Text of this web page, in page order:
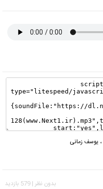
، یوسف زمانی
بدون نظر | 579 بازدید